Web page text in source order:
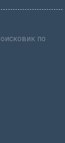
по